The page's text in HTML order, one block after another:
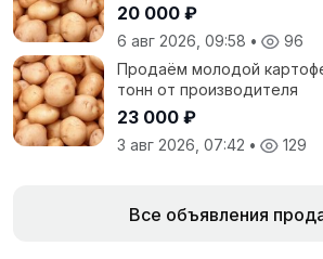
20 000 ₽
6 авг 2026, 09:58 •
96
Продаём молодой
тонн от производителя
23 000 ₽
3 авг 2026, 07:42 • 129
Все объявления